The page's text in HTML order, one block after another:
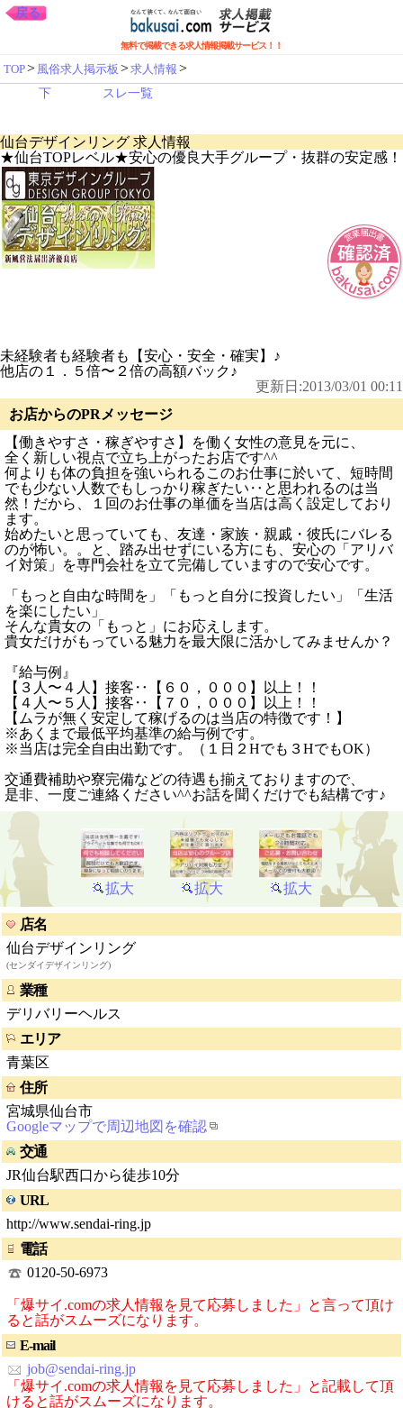
戻る
無料で掲載できる求人情報掲載サービス！！
TOP> 風俗求人掲示板 >求人情報 >
下 スレ一覧
仙台デザインリング 求人情報
★仙台TOPレベル★安心の優良大手グループ・抜群の安定感！
未経験者も経験者も【安心・安全・確実】♪
他店の１．５倍〜２倍の高額バック♪
更新日:2013/03/01 00:11
お店からのPRメッセージ
【働きやすさ・稼ぎやすさ】を働く女性の意見を元に、
全く新しい視点で立ち上がったお店です^^
何よりも体の負担を強いられるこのお仕事に於いて、短時間
でも少ない人数でもしっかり稼ぎたい‥と思われるのは当
然！だから、１回のお仕事の単価を当店は高く設定しており
ます。
始めたいと思っていても、友達・家族・親戚・彼氏にバレる
のが怖い。。と、踏み出せずにいる方にも、安心の「アリバ
イ対策」を専門会社を立て完備していますので安心です。
「もっと自由な時間を」「もっと自分に投資したい」「生活
を楽にしたい」
そんな貴女の「もっと」にお応えします。
貴女だけがもっている魅力を最大限に活かしてみませんか？
『給与例』
【３人〜４人】接客‥【６０，０００】以上！！
【４人〜５人】接客‥【７０，０００】以上！！
【ムラが無く安定して稼げるのは当店の特徴です！】
※あくまで最低平均基準の給与例です。
※当店は完全自由出勤です。（１日２Hでも３HでもOK）
交通費補助や寮完備などの待遇も揃えておりますので、
是非、一度ご連絡ください^^お話を聞くだけでも結構です♪
拡大 拡大 拡大
店名
仙台デザインリング
(センダイデザインリング)
業種
デリバリーヘルス
エリア
青葉区
住所
宮城県仙台市
Googleマップで周辺地図を確認
交通
JR仙台駅西口から徒歩10分
URL
http://www.sendai-ring.jp
電話
0120-50-6973
「爆サイ.comの求人情報を見て応募しました」と言って頂け
ると話がスムーズになります。
E-mail
job@sendai-ring.jp
「爆サイ.comの求人情報を見て応募しました」と記載して頂
けると話がスムーズになります。